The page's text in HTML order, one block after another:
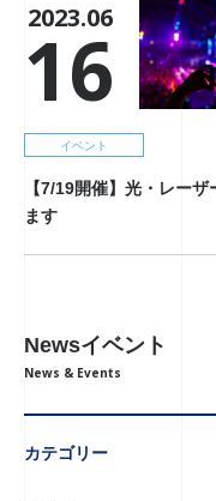
2023.06
16
イベント
【7/19開催】光・レー
ます
Newsイベント
News & Events
カテゴリー